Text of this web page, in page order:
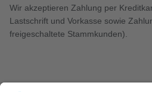
Wir akzeptieren Zahlung per
Lastschrift und Vorkasse sowie
freigeschaltete Stammkunden).